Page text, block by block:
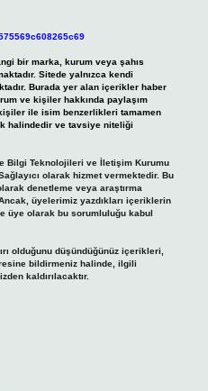
bir marka, kurum veya şahıs
Sitede yalnızca kendi
Burada yer alan içerikler haber
ve kişiler hakkında paylaşım
ile isim benzerlikleri tamamen
halindedir ve tavsiye niteliği
Bilgi Teknolojileri ve İletişim Kurumu
olarak hizmet vermektedir. Bu
denetleme veya araştırma
üyelerimiz yazdıkları içeriklerin
üye olarak bu sorumluluğu kabul
olduğunu düşündüğünüz içerikleri,
bildirmeniz halinde, ilgili
kaldırılacaktır.